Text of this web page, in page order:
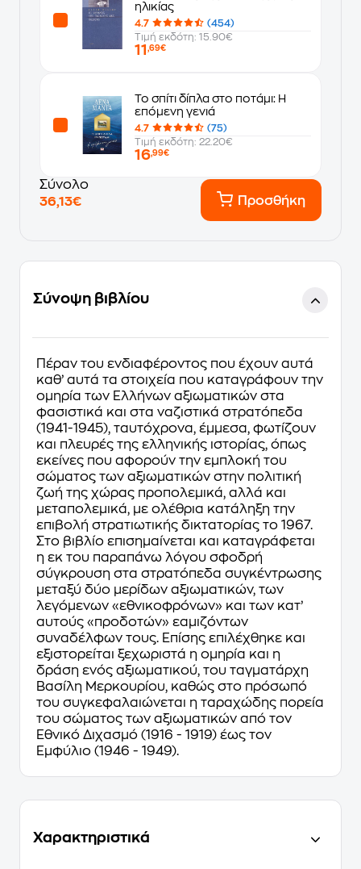
ηλικίας
4.7
(454)
Τιμή εκδότη: 15.90€
11 ,69€
Το σπίτι δίπλα στο ποτάμι: Η
επόμενη γενιά
4.7
(75)
Τιμή εκδότη: 22.20€
16,99€
Σύνολο
36,13€
Προσθήκη
Σύνοψη βιβλίου
Πέραν του ενδιαφέροντος που έχουν αυτά
καθ’ αυτά τα στοιχεία που καταγράφουν την
ομηρία των Ελλήνων αξιωματικών στα
φασιστικά και στα ναζιστικά στρατόπεδα
(1941-1945), ταυτόχρονα, έμμεσα, φωτίζουν
και πλευρές της ελληνικής ιστορίας, όπως
εκείνες που αφορούν την εμπλοκή του
σώματος των αξιωματικών στην πολιτική
ζωή της χώρας προπολεμικά, αλλά και
μεταπολεμικά, με ολέθρια κατάληξη την
επιβολή στρατιωτικής δικτατορίας το 1967.
Στο βιβλίο επισημαίνεται και καταγράφεται
η εκ του παραπάνω λόγου σφοδρή
σύγκρουση στα στρατόπεδα συγκέντρωσης
μεταξύ δύο μερίδων αξιωματικών, των
λεγόμενων «εθνικοφρόνων» και των κατ’
αυτούς «προδοτών» εαμιζόντων
συναδέλφων τους. Επίσης επιλέχθηκε και
εξιστορείται ξεχωριστά η ομηρία και η
δράση ενός αξιωματικού, του ταγματάρχη
Βασίλη Μερκουρίου, καθώς στο πρόσωπό
του συγκεφαλαιώνεται η ταραχώδης πορεία
του σώματος των αξιωματικών από τον
Εθνικό Διχασμό (1916 - 1919) έως τον
Εμφύλιο (1946 - 1949).
Χαρακτηριστικά